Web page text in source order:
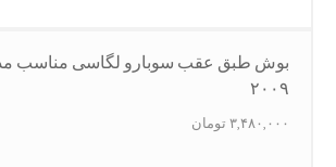
۲۰۰۹
۳,۴۸۰,۰۰۰ تومان